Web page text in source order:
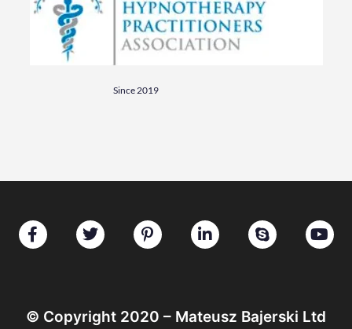
Since 2019
© Copyright 2020 – Mateusz Bajerski Ltd